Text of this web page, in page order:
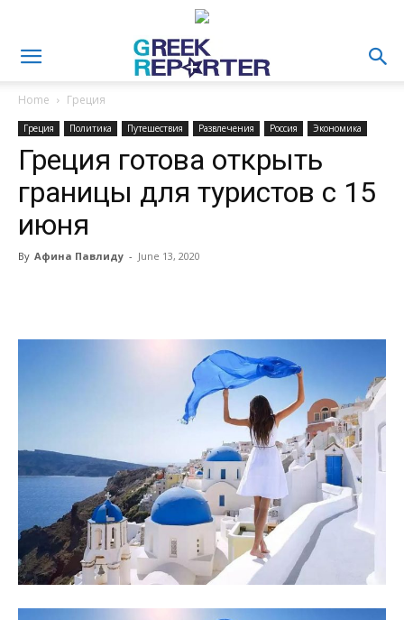
Home Греция
Греция Политика Путешествия Развлечения Россия Экономика
Греция готова открыть
границы для туристов с 15
июня
By Афина Павлиду - June 13, 2020